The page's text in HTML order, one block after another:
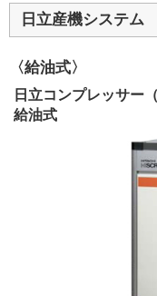
日立産機システム
〈給油式〉
日立コンプレッサー
給油式